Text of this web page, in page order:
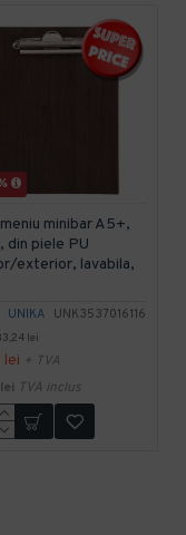
UNIKA UNK3537016116
minibar A5+,
din piele PU
exterior, lavabila,
lei
lei + TVA
TVA inclus